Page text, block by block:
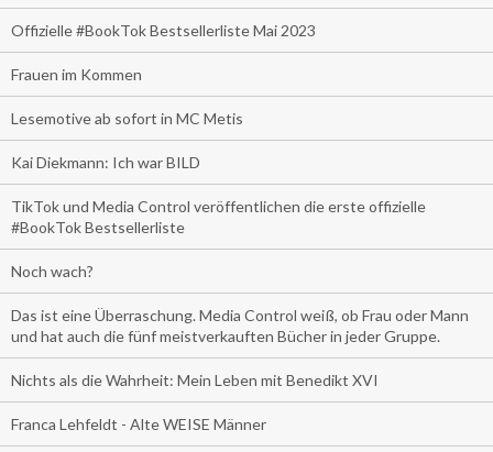
Offizielle #BookTok Bestsellerliste Mai 2023
Frauen im Kommen
Lesemotive ab sofort in MC Metis
Kai Diekmann: Ich war BILD
TikTok und Media Control veröffentlichen die erste offizielle
#BookTok Bestsellerliste
Noch wach?
Das ist eine Überraschung. Media Control weiß, ob Frau oder Mann
und hat auch die fünf meistverkauften Bücher in jeder Gruppe.
Nichts als die Wahrheit: Mein Leben mit Benedikt XVI
Franca Lehfeldt - Alte WEISE Männer